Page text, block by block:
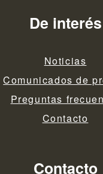
De interés
Noticias
Comunicados de
Preguntas
Contacto
Contacto